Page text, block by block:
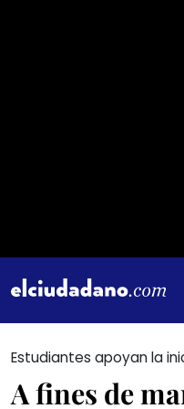
Estudiantes apoyan la
A fines de